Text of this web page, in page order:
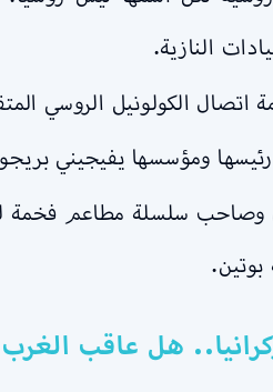
النازية.
اتصال الكولونيل الروسي
ومؤسسها يفيجيني
سلسلة مطاعم فخمة